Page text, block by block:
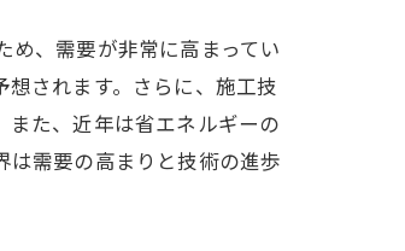
、需要が非常に高まってい
されます。さらに、施工技
た、近年は省エネルギーの
需要の高まりと技術の進歩